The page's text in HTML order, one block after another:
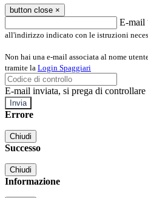
button close ×
E-mail
all'indirizzo indicato con le istruzioni
Non hai una e-mail associata al nome
tramite la Login Spaggiari
E-mail inviata, si prega di controllare
Errore
Chiudi
Successo
Chiudi
Informazione